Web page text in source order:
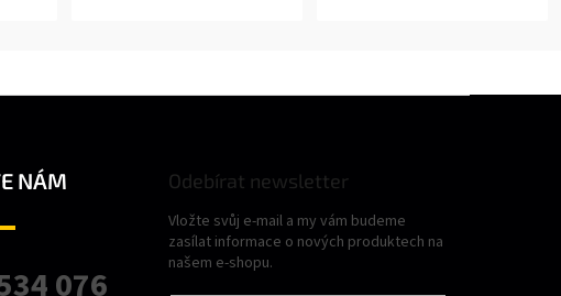
NÁM
076
Odebírat newsletter
Vložte svůj e-mail a my vám budeme
zasílat informace o nových produktech na
našem e-shopu.